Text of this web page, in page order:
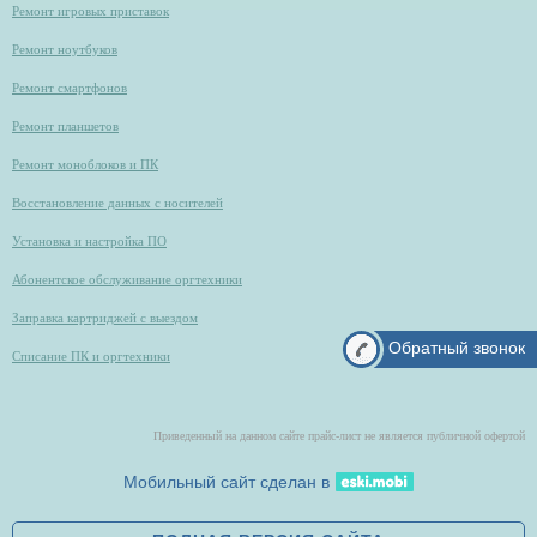
Обратный звонок
Ремонт игровых приставок
Ремонт ноутбуков
Ремонт смартфонов
Ремонт планшетов
Ремонт моноблоков и ПК
Восстановление данных с носителей
Установка и настройка ПО
Абонентское обслуживание оргтехники
Заправка картриджей с выездом
Списание ПК и оргтехники
Приведенный на данном сайте прайс-лист не является публичной офертой
Мобильный сайт сделан в